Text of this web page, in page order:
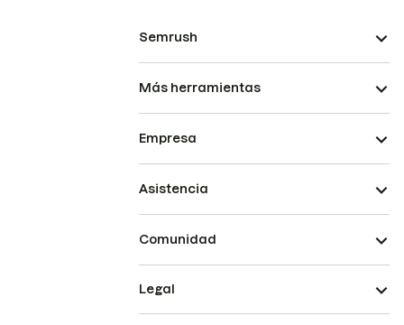
Semrush
Más herramientas
Empresa
Asistencia
Comunidad
Legal